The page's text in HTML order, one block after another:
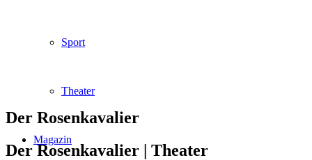
Sport
Theater
Magazin
Der Rosenkavalier
Der Rosenkavalier | Theater